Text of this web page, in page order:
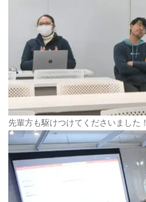
先輩方も駆けつけてくださいました！